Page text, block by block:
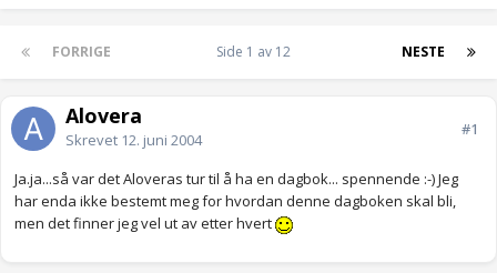
FORRIGE NESTE
Side 1 av 12
Alovera
Skrevet 12. juni 2004
#1
Ja.ja...så var det Aloveras tur til å ha en dagbok... spennende :-) Jeg
har enda ikke bestemt meg for hvordan denne dagboken skal bli,
men det finner jeg vel ut av etter hvert